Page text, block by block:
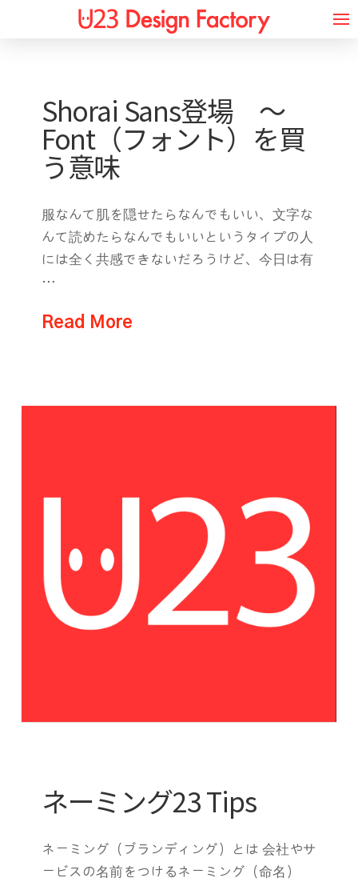
Shorai Sans登場 〜
Font（フォント）を買
う意味
服なんて肌を隠せたらなんでもいい、文字な
んて読めたらなんでもいいというタイプの人
には全く共感できないだろうけど、今日は有
…
Read More
ネーミング23 Tips
ネーミング（ブランディング）とは 会社やサ
ービスの名前をつけるネーミング（命名）